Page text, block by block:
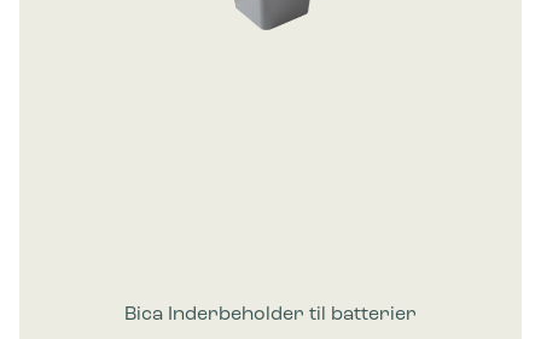
Bica Inderbeholder til batterier